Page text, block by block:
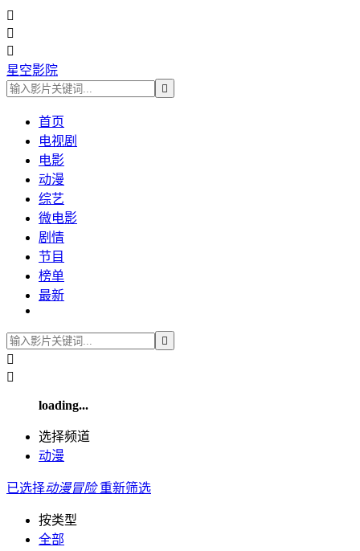



星空影院

首页
电视剧
电影
动漫
综艺
微电影
剧情
节目
榜单
最新



loading...
选择频道
动漫
已选择动漫冒险重新筛选
按类型
全部